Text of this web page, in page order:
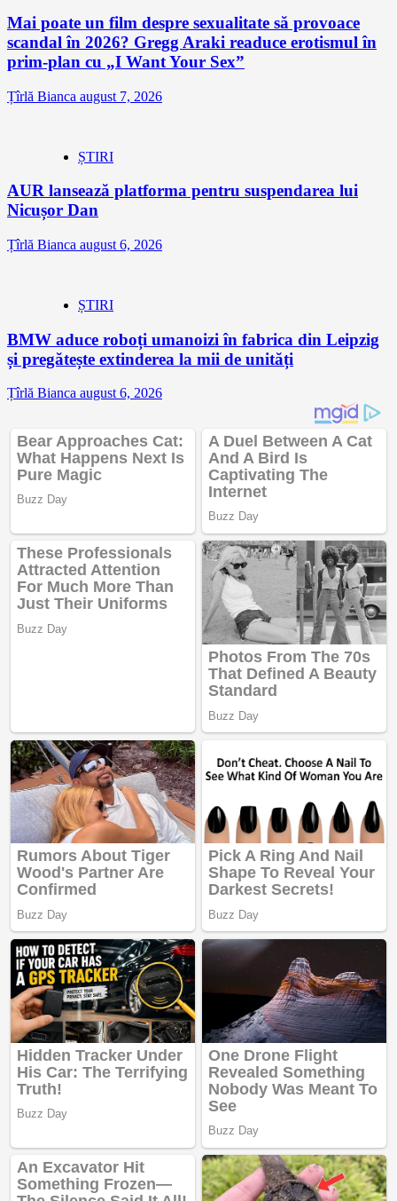
Mai poate un film despre sexualitate să provoace
scandal în 2026? Gregg Araki readuce erotismul în
prim-plan cu „I Want Your Sex”
Țîrlă Bianca august 7, 2026
ȘTIRI
AUR lansează platforma pentru suspendarea lui
Nicușor Dan
Țîrlă Bianca august 6, 2026
ȘTIRI
BMW aduce roboți umanoizi în fabrica din Leipzig
și pregătește extinderea la mii de unități
Țîrlă Bianca august 6, 2026